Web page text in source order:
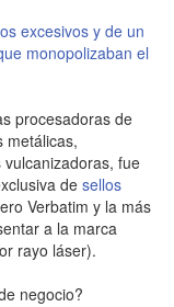
excesivos y de un
monopolizaban el
procesadoras de
metálicas,
fue
de sellos
Verbatim y la más
a la marca
rayo láser).
negocio?